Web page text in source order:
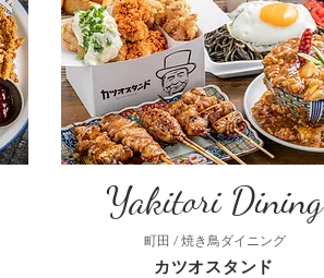
Yakitori Dining
町田 / 焼き鳥ダイニング
​カツオスタンド